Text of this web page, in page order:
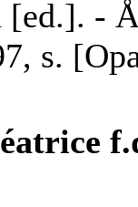
[ed.]. -
s.